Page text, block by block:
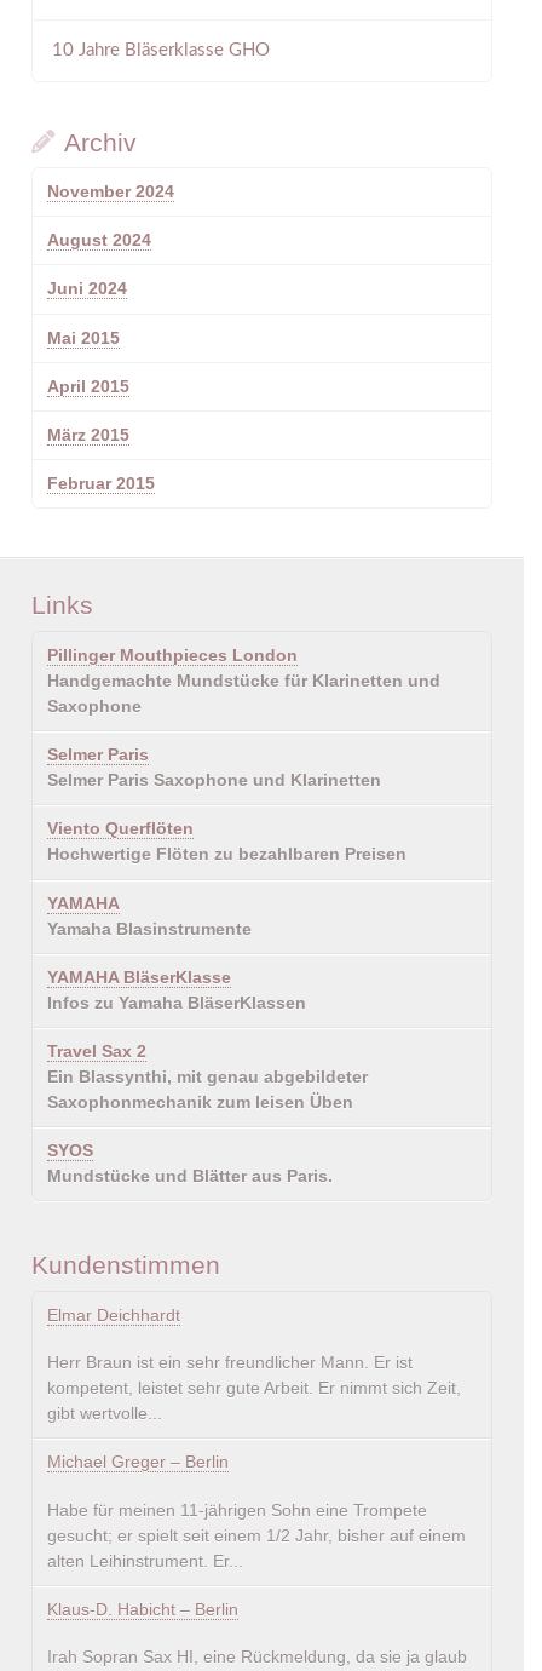
10 Jahre Bläserklasse GHO
Archiv
November 2024
August 2024
Juni 2024
Mai 2015
April 2015
März 2015
Februar 2015
Links
Pillinger Mouthpieces London
Handgemachte Mundstücke für Klarinetten und
Saxophone
Selmer Paris
Selmer Paris Saxophone und Klarinetten
Viento Querflöten
Hochwertige Flöten zu bezahlbaren Preisen
YAMAHA
Yamaha Blasinstrumente
YAMAHA BläserKlasse
Infos zu Yamaha BläserKlassen
Travel Sax 2
Ein Blassynthi, mit genau abgebildeter
Saxophonmechanik zum leisen Üben
SYOS
Mundstücke und Blätter aus Paris.
Kundenstimmen
Elmar Deichhardt
Herr Braun ist ein sehr freundlicher Mann. Er ist
kompetent, leistet sehr gute Arbeit. Er nimmt sich Zeit,
gibt wertvolle...
Michael Greger – Berlin
Habe für meinen 11-jährigen Sohn eine Trompete
gesucht; er spielt seit einem 1/2 Jahr, bisher auf einem
alten Leihinstrument. Er...
Klaus-D. Habicht – Berlin
Irah Sopran Sax HI, eine Rückmeldung, da sie ja glaub